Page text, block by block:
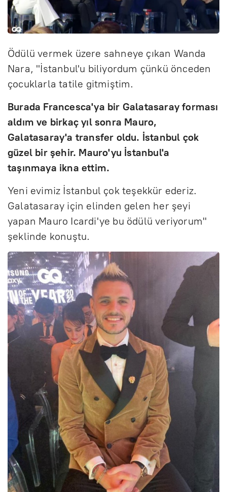
Ödülü vermek üzere sahneye çıkan Wanda
Nara, "İstanbul'u biliyordum çünkü önceden
çocuklarla tatile gitmiştim.
Burada Francesca'ya bir Galatasaray forması
aldım ve birkaç yıl sonra Mauro,
Galatasaray'a transfer oldu. İstanbul çok
güzel bir şehir. Mauro'yu İstanbul'a
taşınmaya ikna ettim.
Yeni evimiz İstanbul çok teşekkür ederiz.
Galatasaray için elinden gelen her şeyi
yapan Mauro Icardi'ye bu ödülü veriyorum"
şeklinde konuştu.